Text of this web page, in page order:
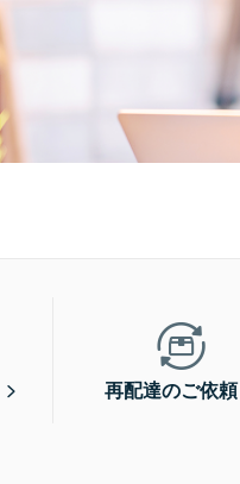
再配達のご依頼